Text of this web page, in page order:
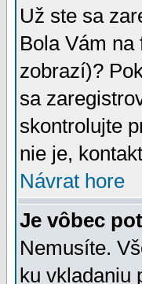
Už ste sa
Bola Vám
zobrazí)?
sa
skontrolujte
nie je,
Návrat hore
Je vôbec
Nemusíte.
ku vkladaniu